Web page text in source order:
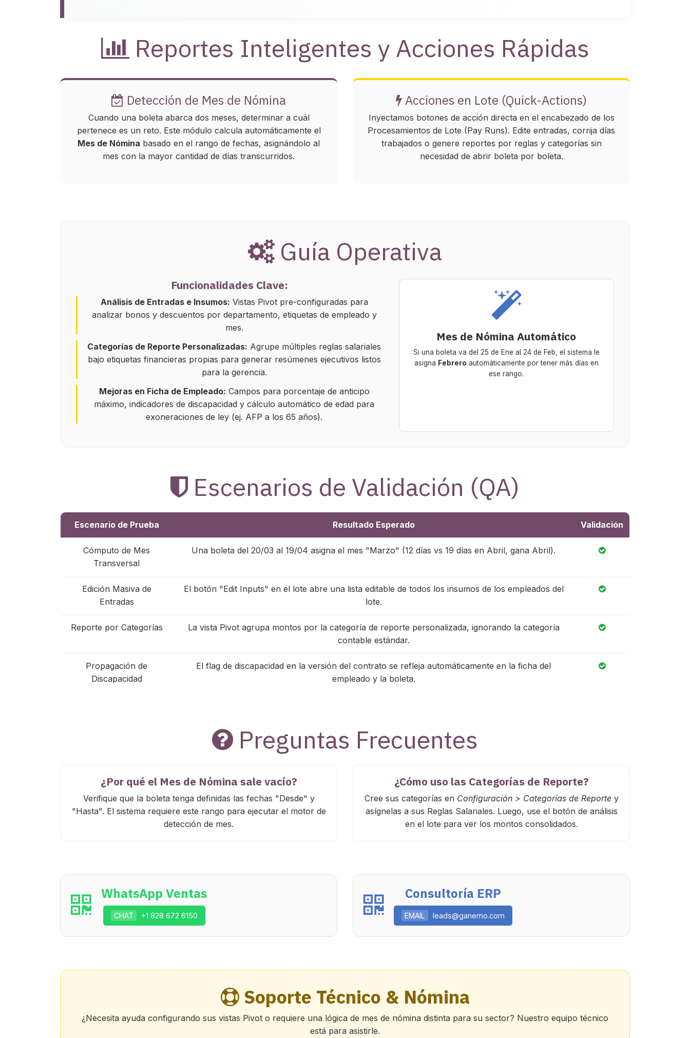
Reportes Inteligentes y Acciones Rápidas
Detección de Mes de Nómina
Cuando una boleta abarca dos meses, determinar a cuál
pertenece es un reto. Este módulo calcula automáticamente el
Mes de Nómina basado en el rango de fechas, asignándolo al
mes con la mayor cantidad de días transcurridos.
Acciones en Lote (Quick-Actions)
Inyectamos botones de acción directa en el encabezado de los
Procesamientos de Lote (Pay Runs). Edite entradas, corrija días
trabajados o genere reportes por reglas y categorías sin
necesidad de abrir boleta por boleta.
Guía Operativa
Funcionalidades Clave:
Análisis de Entradas e Insumos: Vistas Pivot pre-configuradas para
analizar bonos y descuentos por departamento, etiquetas de empleado y
mes.
Categorías de Reporte Personalizadas: Agrupe múltiples reglas salariales
bajo etiquetas financieras propias para generar resúmenes ejecutivos listos
para la gerencia.
Mejoras en Ficha de Empleado: Campos para porcentaje de anticipo
máximo, indicadores de discapacidad y cálculo automático de edad para
exoneraciones de ley (ej. AFP a los 65 años).
Mes de Nómina Automático
Si una boleta va del 25 de Ene al 24 de Feb, el sistema le
asigna Febrero automáticamente por tener más días en
ese rango.
Escenarios de Validación (QA)
Escenario de Prueba Resultado Esperado Validación
Cómputo de Mes
Transversal
Una boleta del 20/03 al 19/04 asigna el mes "Marzo" (12 días vs 19 días en Abril, gana Abril).
Edición Masiva de
Entradas
El botón "Edit Inputs" en el lote abre una lista editable de todos los insumos de los empleados del
lote.
Reporte por Categorías
La vista Pivot agrupa montos por la categoría de reporte personalizada, ignorando la categoría
contable estándar.
Propagación de
Discapacidad
El flag de discapacidad en la versión del contrato se refleja automáticamente en la ficha del
empleado y la boleta.
Preguntas Frecuentes
¿Por qué el Mes de Nómina sale vacío?
Verifique que la boleta tenga definidas las fechas "Desde" y
"Hasta". El sistema requiere este rango para ejecutar el motor de
detección de mes.
¿Cómo uso las Categorías de Reporte?
Cree sus categorías en Configuración > Categorías de Reportey
asígnelas a sus Reglas Salariales. Luego, use el botón de análisis
en el lote para ver los montos consolidados.
WhatsApp Ventas
CHAT +1 828 672 6150
Consultoría ERP
EMAIL leads@ganemo.com
Soporte Técnico & Nómina
¿Necesita ayuda configurando sus vistas Pivot o requiere una lógica de mes de nómina distinta para su sector? Nuestro equipo técnico
está para asistirle.